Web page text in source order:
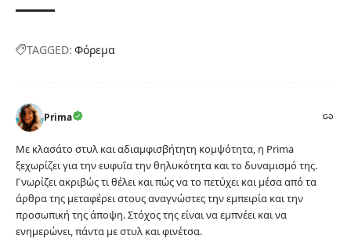
TAGGED: Φόρεμα
Prima
Με κλασάτο στυλ και αδιαμφισβήτητη κομψότητα, η Prima
ξεχωρίζει για την ευφυΐα την θηλυκότητα και το δυναμισμό της.
Γνωρίζει ακριβώς τι θέλει και πώς να το πετύχει και μέσα από τα
άρθρα της μεταφέρει στους αναγνώστες την εμπειρία και την
προσωπική της άποψη. Στόχος της είναι να εμπνέει και να
ενημερώνει, πάντα με στυλ και φινέτσα.